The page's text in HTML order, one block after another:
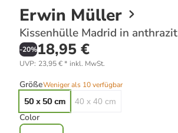
Erwin Müller
Kissenhülle Madrid in anthrazit
-20%18,95 €
UVP: 23,95 €* inkl. MwSt.
GrößeWeniger als 10 verfügbar
50 x 50 cm
40 x 40 cm
Color